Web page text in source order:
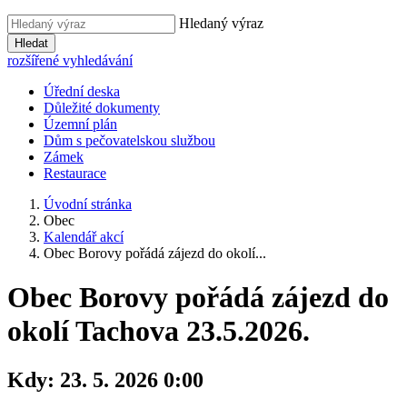
Hledaný výraz
Hledat
rozšířené vyhledávání
Úřední deska
Důležité dokumenty
Územní plán
Dům s pečovatelskou službou
Zámek
Restaurace
Úvodní stránka
Obec
Kalendář akcí
Obec Borovy pořádá zájezd do okolí...
Obec Borovy pořádá zájezd do
okolí Tachova 23.5.2026.
Kdy: 23. 5. 2026 0:00